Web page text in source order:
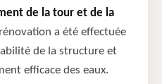
de la tour et de la
a été effectuée
de la structure et
efficace des eaux.